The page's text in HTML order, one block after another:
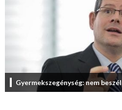
Gyermekszegénység: nem